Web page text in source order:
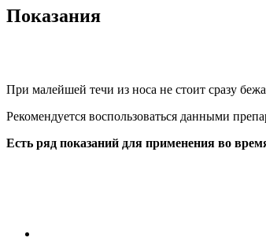
Показания
При малейшей течи из носа не стоит сразу
Рекомендуется воспользоваться данными
Есть ряд показаний для применения во